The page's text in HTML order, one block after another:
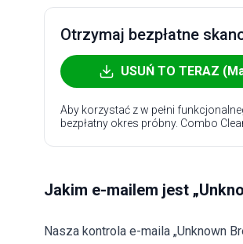
Otrzymaj bezpłatne
USUŃ TO TERAZ
Aby korzystać z w pełni
bezpłatny okres próbny. Combo
Jakim e-mailem jest
Nasza kontrola e-maila „Unknown